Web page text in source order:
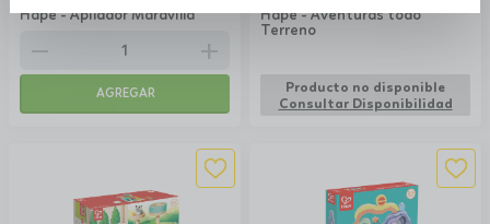
Hape - Apilador Maravilla
remove add
AGREGAR
Hape - Aventuras todo
Terreno
Producto no disponible
Consultar Disponibilidad